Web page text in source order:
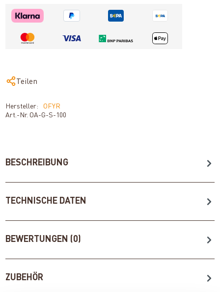
Teilen
Hersteller:
OFYR
Art.-Nr. OA-G-S-100
BESCHREIBUNG
TECHNISCHE DATEN
BEWERTUNGEN (0)
ZUBEHÖR